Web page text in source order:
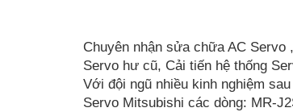
Chuyên nhận sửa chữa AC
Servo hư cũ, Cải tiến hệ thống
Với đội ngũ nhiều kinh nghiệm
Servo Mitsubishi các dòng: MR-